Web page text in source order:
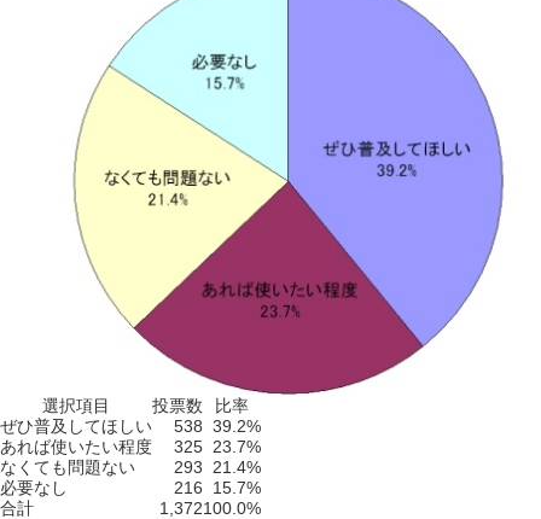
選択項目 投票数
比率
ぜひ普及してほしい
538 39.2%
あれば使いたい程度
325 23.7%
なくても問題ない
293
21.4%
必要なし
216
15.7%
合計
1,372100.0%